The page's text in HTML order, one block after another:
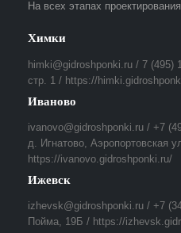
На всех этапах
Химки
himki@gidroshponki.ru / 7 (495)
стр. 1 / https://
Иваново
ivanovo@gidroshponki.ru / +7
д. Игнатово, Аэропортовская
https://ivanovo.gidroshponki.ru/
Ижевск
izhevsk@gidroshponki.ru / +7
Пойма, 19Б / https://